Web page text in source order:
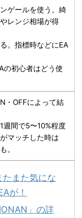
ゲールを使う。綺
レンジ相場が得
。指標時などにEA
の初心者はどう使
・OFFによって結
週間で5〜10%程度
マッチした時は
。
たまた気にな
が！
」の詳